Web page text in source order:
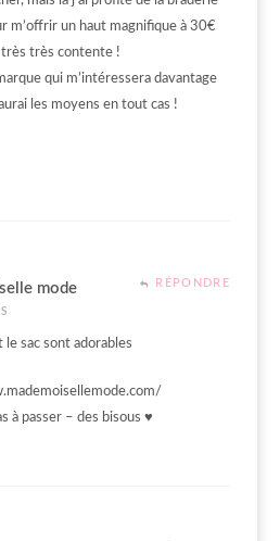
m’offrir un haut magnifique à 30€
très très contente !
qui m’intéressera davantage
les moyens en tout cas !
mode RÉPONDRE
le sac sont adorables
à passer – des bisous ♥